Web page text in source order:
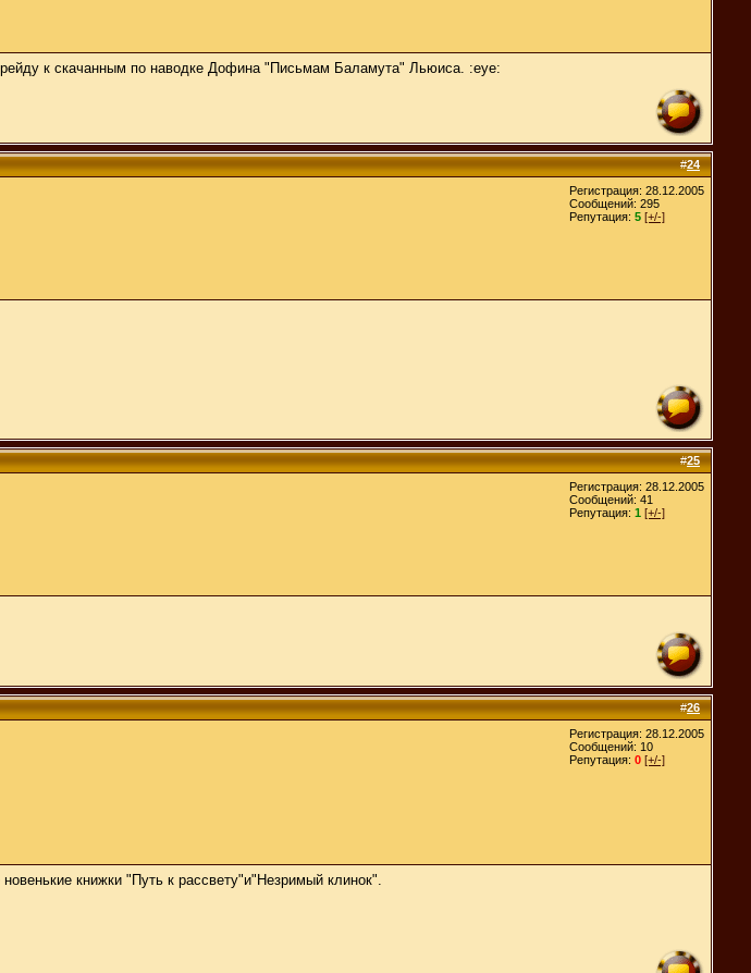
к скачанным по наводке Дофина "Письмам Баламута" Льюиса. :eye:
#24
Регистрация: 28.12.2005
Сообщений: 295
Репутация: 5 [+/-]
#25
Регистрация: 28.12.2005
Сообщений: 41
Репутация: 1 [+/-]
#26
Регистрация: 28.12.2005
Сообщений: 10
Репутация: 0 [+/-]
книжки "Путь к рассвету"и"Незримый клинок".